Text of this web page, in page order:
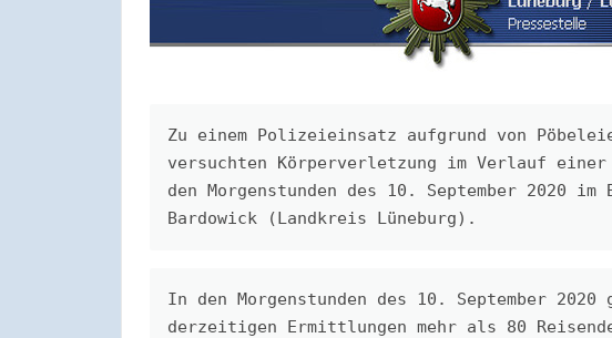
Zu einem Polizeieinsatz aufgrund von
versuchten Körperverletzung im Verlauf
den Morgenstunden des 10. September 2020
Bardowick (Landkreis Lüneburg).
In den Morgenstunden des 10. September 2020
derzeitigen Ermittlungen mehr als 80